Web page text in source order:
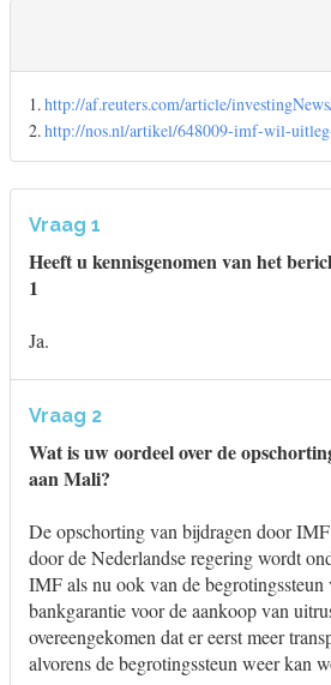
1.http://af.reuters.com/article/
2.http://nos.nl/artikel/648009-imf-wil-
Vraag 1
Heeft u kennisgenomen van het
1
Ja.
Vraag 2
Wat is uw oordeel over de
aan Mali?
De opschorting van bijdragen door
door de Nederlandse regering wordt
IMF als nu ook van de begrotingssteun
bankgarantie voor de aankoop van
overeengekomen dat er eerst meer
alvorens de begrotingssteun weer kan